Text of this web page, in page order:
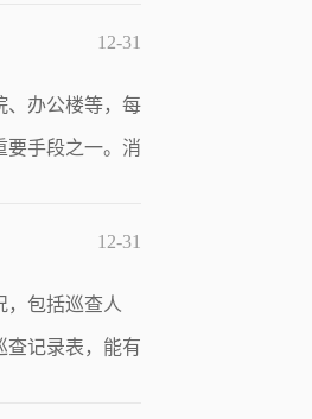
12-31
、办公楼等，每
要手段之一。消
12-31
，包括巡查人
查记录表，能有